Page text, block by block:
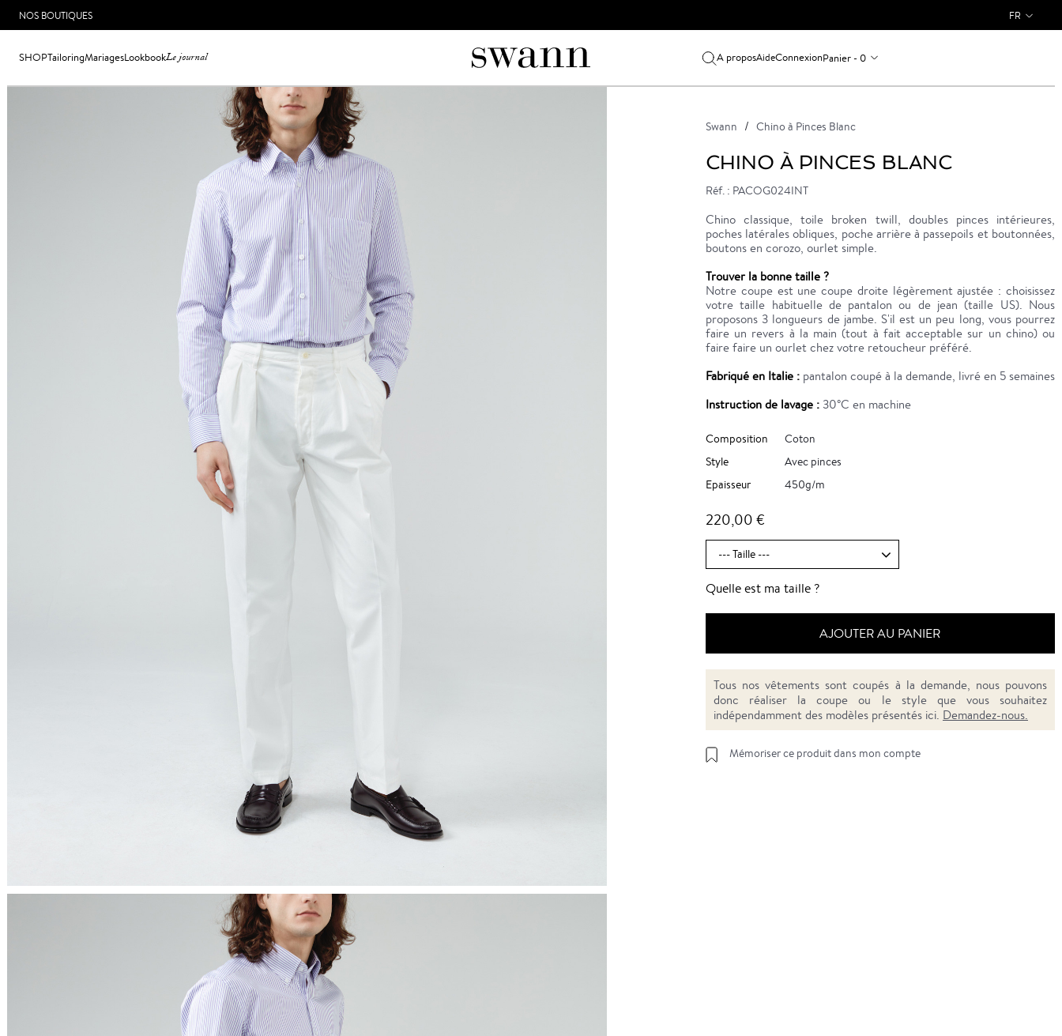
NOS BOUTIQUES FR
SHOPTailoringMariagesLookbookLe journal A proposAideConnexionPanier - 0
Swann Chino à Pinces Blanc
CHINO À PINCES BLANC
Réf. : PACOG024INT
Chino classique, toile broken twill, doubles pinces intérieures,
poches latérales obliques, poche arrière à passepoils et boutonnées,
boutons en corozo, ourlet simple.
Trouver la bonne taille ?
Notre coupe est une coupe droite légèrement ajustée : choisissez
votre taille habituelle de pantalon ou de jean (taille US). Nous
proposons 3 longueurs de jambe. S'il est un peu long, vous pourrez
faire un revers à la main (tout à fait acceptable sur un chino) ou
faire faire un ourlet chez votre retoucheur préféré.
Fabriqué en Italie :pantalon coupé à la demande, livré en 5 semaines
Instruction de lavage :30°C en machine
Composition
Coton
Style
Avec pinces
Epaisseur
450g/m
220,00 €
Quelle est ma taille ?
AJOUTER AU PANIER
Tous nos vêtements sont coupés à la demande, nous pouvons
donc réaliser la coupe ou le style que vous souhaitez
indépendamment des modèles présentés ici. Demandez-nous.
Mémoriser ce produit dans mon compte